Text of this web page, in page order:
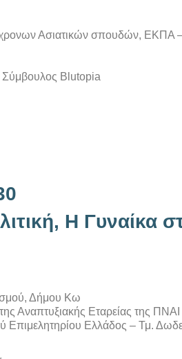
Ασιατικών σπουδών, ΕΚΠΑ –
Σύμβουλος Blutopia
Η Γυναίκα
Δήμου Κω
Αναπτυξιακής Εταρείας της
Επιμελητηρίου Ελλάδος – Τμ.